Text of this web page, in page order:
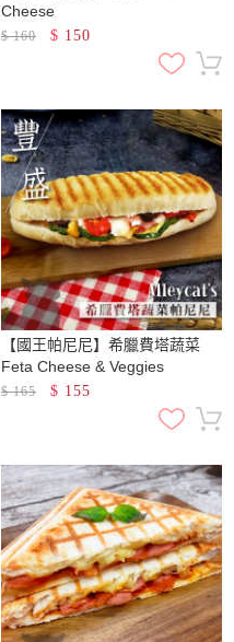
Cheese
$160 $ 150
【國王帕尼尼】希臘費塔蔬菜
Feta Cheese & Veggies
$165 $ 155